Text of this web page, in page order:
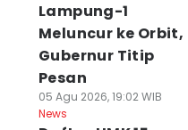
Lampung-1
Meluncur ke Orbit,
Gubernur Titip
Pesan
05 Agu 2026, 19:02 WIB
News